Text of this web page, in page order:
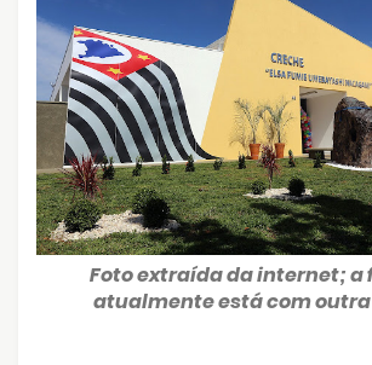
Foto extraída da internet; a
atualmente está com